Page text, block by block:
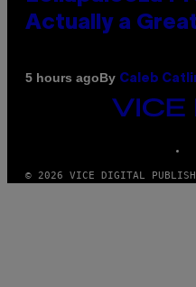
Actually a
5 hours agoBy Caleb
VICE
MEDIA
© 2026 VICE DIGITAL